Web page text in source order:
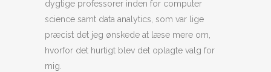
dygtige professorer inden for computer
science samt data analytics, som var lige
præcist det jeg ønskede at læse mere om,
hvorfor det hurtigt blev det oplagte valg for
mig.